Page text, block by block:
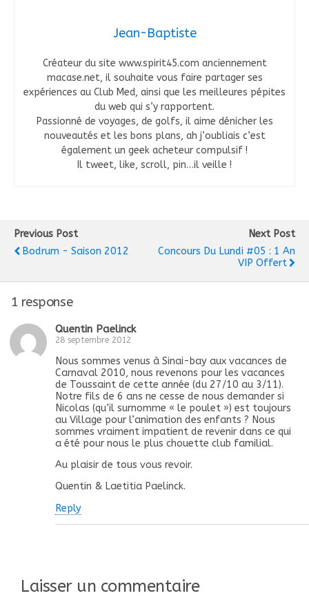
Jean-Baptiste
Créateur du site www.spirit45.com anciennement
macase.net, il souhaite vous faire partager ses
expériences au Club Med, ainsi que les meilleures pépites
du web qui s’y rapportent.
Passionné de voyages, de golfs, il aime dénicher les
nouveautés et les bons plans, ah j’oubliais c’est
également un geek acheteur compulsif !
Il tweet, like, scroll, pin…il veille !
Previous Post
Bodrum - Saison 2012
Next Post
Concours Du Lundi #05 : 1 An
VIP Offert
1 response
Quentin Paelinck
28 septembre 2012
Nous sommes venus à Sinai-bay aux vacances de
Carnaval 2010, nous revenons pour les vacances
de Toussaint de cette année (du 27/10 au 3/11).
Notre fils de 6 ans ne cesse de nous demander si
Nicolas (qu’il surnomme « le poulet ») est toujours
au Village pour l’animation des enfants ? Nous
sommes vraiment impatient de revenir dans ce qui
a été pour nous le plus chouette club familial.
Au plaisir de tous vous revoir.
Quentin & Laetitia Paelinck.
Reply
Laisser un commentaire